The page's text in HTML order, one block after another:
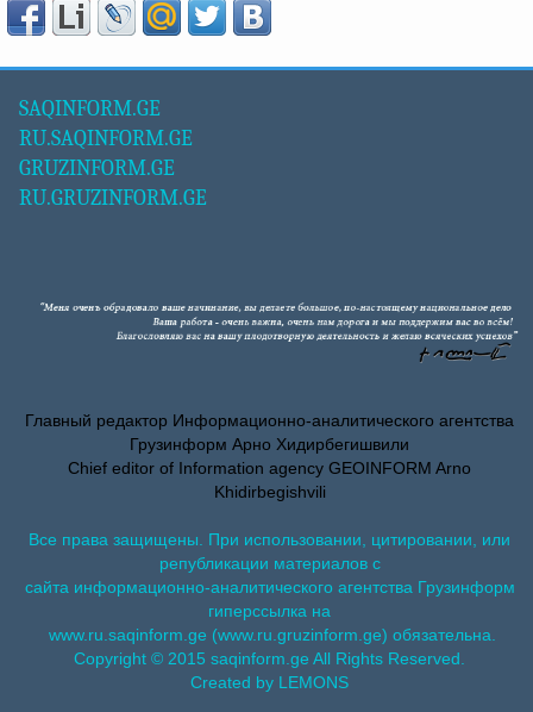
SAQINFORM.GE
RU.SAQINFORM.GE
GRUZINFORM.GE
RU.GRUZINFORM.GE
Главный редактор Информационно-аналитического агентства
Грузинформ Арно Хидирбегишвили
Chief editor of Information agency GEOINFORM Arno
Khidirbegishvili
Все права защищены. При использовании, цитировании, или
републикации материалов с
сайта информационно-аналитического агентства Грузинформ
гиперссылка на
www.ru.saqinform.ge (www.ru.gruzinform.ge) обязательна.
Copyright © 2015 saqinform.ge All Rights Reserved.
Created by LEMONS